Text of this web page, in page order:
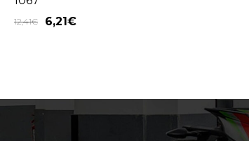
12,41€ 6,21€